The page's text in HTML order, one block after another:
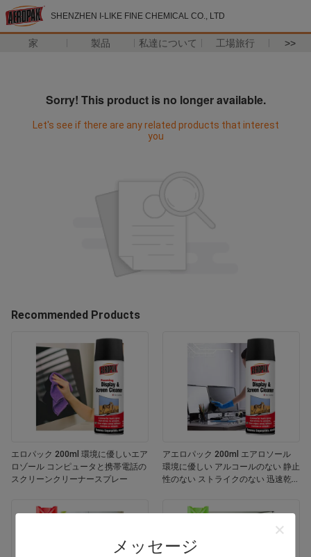
SHENZHEN I-LIKE FINE CHEMICAL CO., LTD
家 製品 私達について 工場旅行 >>
メッセージ
Sorry! This product is no longer available.
Let's see if there are any related products that interest
you
Recommended Products
エロパック 200ml 環境に優しいエア
ロゾール コンピュータと携帯電話の
スクリーンクリーナースプレー
アエロパック 200ml エアロソール
環境に優しい アルコールのない 静止
性のない ストライクのない 迅速乾燥